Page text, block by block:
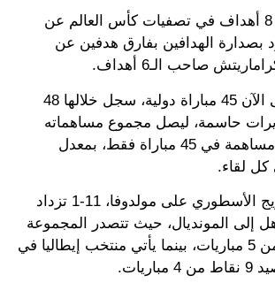
ووصل هالاند إلى 8 أهداف في تصفيات كأس العالم عن
بصدارة الهدافين بفارق هدفين عن
صاحب الـ6 أهداف.
وخاض هالاند حتى الآن 45 مباراة دولية، سجل خلالها 48
وقدّم 5 تمريرات حاسمة، ليصل مجموع مساهماته
التهديفية إلى 52 مساهمة في 45 مباراة فقط، بمعدل
كل لقاء.
وبفضل فوز النرويج الأسطوري على مولدوفا، 11-1 تزداد
إلى المونديال، حيث تتصدر المجموعة
برصيد 15 نقطة من 5 مباريات، بينما يأتي منتخب إيطاليا في